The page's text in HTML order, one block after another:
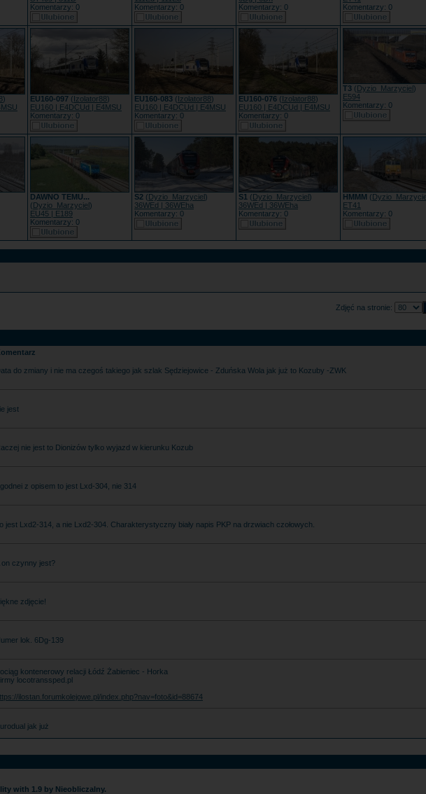
Komentarzy: 0
Komentarzy: 0
Komentarzy: 0
Komentarzy: 0
)
EU160-097 (Izolator88)
EU160 | E4DCUd | E4MSU
Komentarzy: 0
EU160-083 (Izolator88)
EU160 | E4DCUd | E4MSU
Komentarzy: 0
EU160-076 (Izolator88)
EU160 | E4DCUd | E4MSU
Komentarzy: 0
T3 (Dyzio_Marzyciel)
E594
Komentarzy: 0
DAWNO TEMU...
(Dyzio_Marzyciel)
EU45 | E189
Komentarzy: 0
S2 (Dyzio_Marzyciel)
36WEd | 36WEha
Komentarzy: 0
S1 (Dyzio_Marzyciel)
36WEd | 36WEha
Komentarzy: 0
HMMM (
ET41
Komentarzy: 0
Zdjęć na stronie:
do zmiany i nie ma czegoś takiego jak szlak Sędziejowice - Zduńska Wola jak już to Kozuby -ZWK
jest
nie jest to Dionizów tylko wyjazd w kierunku Kozub
z opisem to jest Lxd-304, nie 314
jest Lxd2-314, a nie Lxd2-304. Charakterystyczny biały napis PKP na drzwiach czołowych.
on czynny jest?
zdjęcie!
lok. 6Dg-139
kontenerowy relacji Łódź Żabieniec - Horka
locotranssped.pl
ilostan.forumkolejowe.pl/index.php?nav=foto&id=88674
jak już
with 1.9 by Nieobliczalny.